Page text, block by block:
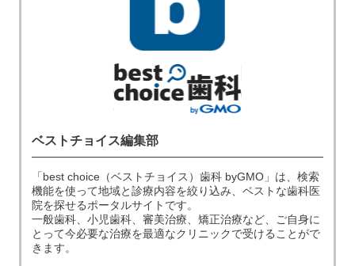
ベストチョイス編集部
「best choice（ベストチョイス）歯科 byGMO」は、検索
機能を使って地域と診療内容を絞り込み、ベストな歯科医
院を探せるポータルサイトです。
一般歯科、小児歯科、審美治療、矯正治療など、ご自身に
とって今必要な治療を最適なクリニックで受けることがで
きます。